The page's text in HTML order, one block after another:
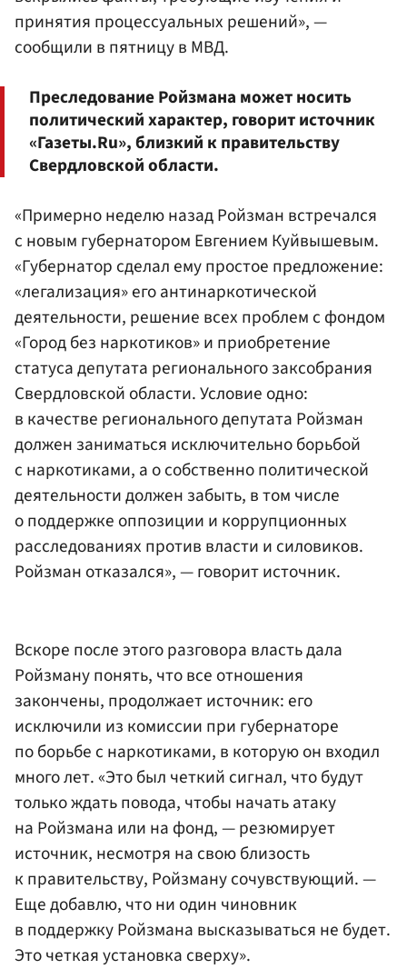
принятия процессуальных решений», —
сообщили в пятницу в МВД.
Преследование Ройзмана может носить
политический характер, говорит источник
«Газеты.Ru», близкий к правительству
Свердловской области.
«Примерно неделю назад Ройзман встречался
с новым губернатором Евгением Куйвышевым.
«Губернатор сделал ему простое предложение:
«легализация» его антинаркотической
деятельности, решение всех проблем с фондом
«Город без наркотиков» и приобретение
статуса депутата регионального заксобрания
Свердловской области. Условие одно:
в качестве регионального депутата Ройзман
должен заниматься исключительно борьбой
с наркотиками, а о собственно политической
деятельности должен забыть, в том числе
о поддержке оппозиции и коррупционных
расследованиях против власти и силовиков.
Ройзман отказался», — говорит источник.
Вскоре после этого разговора власть дала
Ройзману понять, что все отношения
закончены, продолжает источник: его
исключили из комиссии при губернаторе
по борьбе с наркотиками, в которую он входил
много лет. «Это был четкий сигнал, что будут
только ждать повода, чтобы начать атаку
на Ройзмана или на фонд, — резюмирует
источник, несмотря на свою близость
к правительству, Ройзману сочувствующий. —
Еще добавлю, что ни один чиновник
в поддержку Ройзмана высказываться не будет.
Это четкая установка сверху».